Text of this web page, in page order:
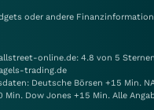
oder andere
online.de: 4.8 von 5
trading.de
Deutsche Börsen +15 Min.
Min. Dow Jones +15 Min. Alle